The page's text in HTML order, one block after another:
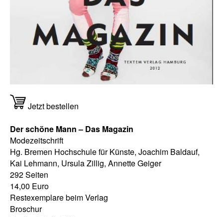
Jetzt bestellen
Der schöne Mann – Das Magazin
Modezeitschrift
Hg. Bremen Hochschule für Künste, Joachim Baldauf,
Kai Lehmann, Ursula Zillig, Annette Geiger
292 Seiten
14,00 Euro
Restexemplare beim Verlag
Broschur